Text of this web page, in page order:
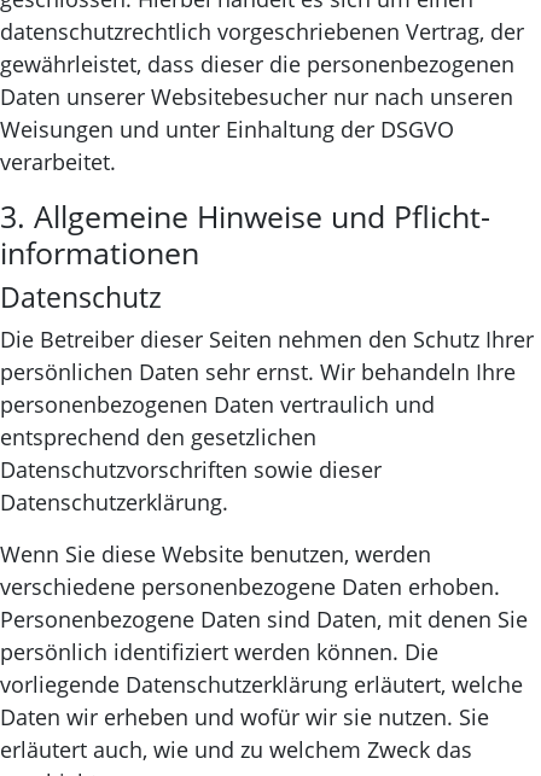
datenschutzrechtlich vorgeschriebenen Vertrag, der
gewährleistet, dass dieser die personenbezogenen
Daten unserer Websitebesucher nur nach unseren
Weisungen und unter Einhaltung der DSGVO
verarbeitet.
3. Allgemeine Hinweise und Pflicht­
informationen
Datenschutz
Die Betreiber dieser Seiten nehmen den Schutz Ihrer
persönlichen Daten sehr ernst. Wir behandeln Ihre
personenbezogenen Daten vertraulich und
entsprechend den gesetzlichen
Datenschutzvorschriften sowie dieser
Datenschutzerklärung.
Wenn Sie diese Website benutzen, werden
verschiedene personenbezogene Daten erhoben.
Personenbezogene Daten sind Daten, mit denen Sie
persönlich identifiziert werden können. Die
vorliegende Datenschutzerklärung erläutert, welche
Daten wir erheben und wofür wir sie nutzen. Sie
erläutert auch, wie und zu welchem Zweck das